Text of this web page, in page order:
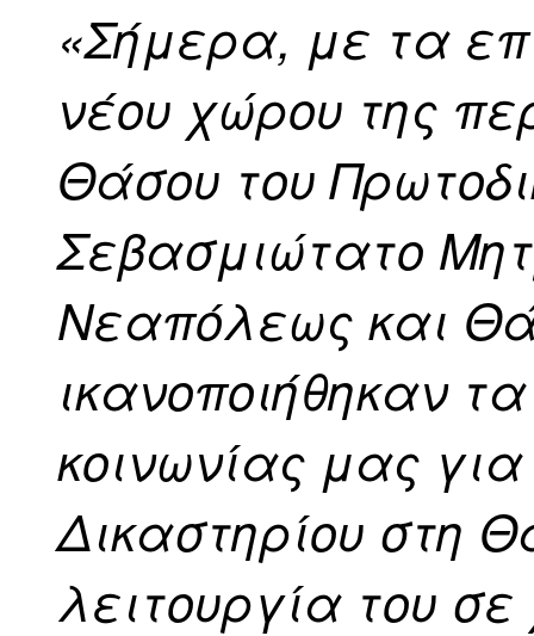
«Σήμερα, με τα
νέου χώρου της
Θάσου του
Σεβασμιώτατο
Νεαπόλεως και
ικανοποιήθηκαν
κοινωνίας μας
Δικαστηρίου στη
λειτουργία του